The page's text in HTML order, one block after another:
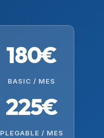
180€
BASIC / MES
225€
PLEGABLE / MES